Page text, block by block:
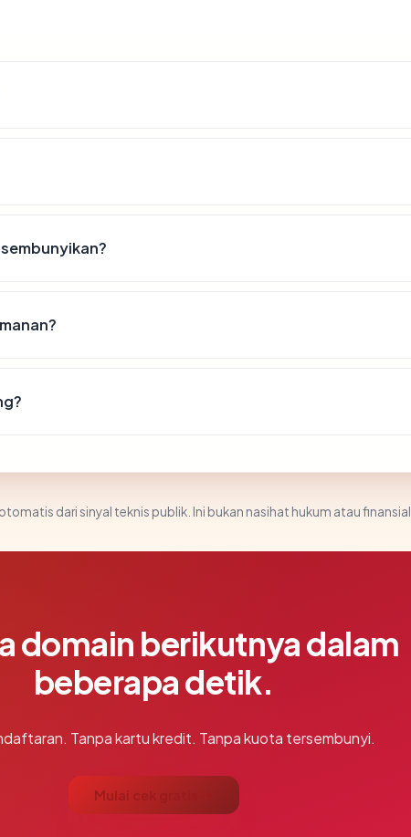
dari sinyal teknis publik. Ini bukan nasihat hukum atau finansial.
domain berikutnya dalam
beberapa detik.
Tanpa kartu kredit. Tanpa kuota tersembunyi.
Mulai cek gratis →